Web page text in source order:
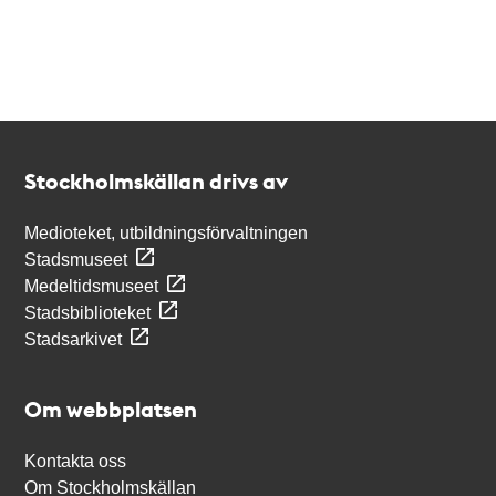
Stockholmskällan drivs av
Medioteket, utbildningsförvaltningen
Stadsmuseet
Medeltidsmuseet
Stadsbiblioteket
Stadsarkivet
Om webbplatsen
Kontakta oss
Om Stockholmskällan